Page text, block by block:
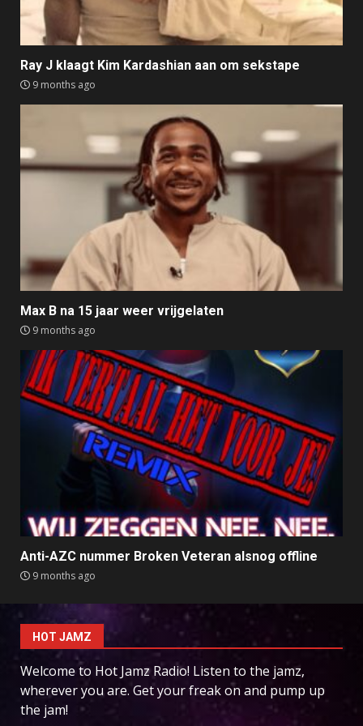
Ray J klaagt Kim Kardashian aan om sekstape
9 months ago
Max B na 15 jaar weer vrijgelaten
9 months ago
Anti-AZC nummer Broken Veteran alsnog offline
9 months ago
HOT JAMZ
Welcome to Hot Jamz Radio! Listen to the jamz,
wherever you are. Get your freak on and pump up
the jam!